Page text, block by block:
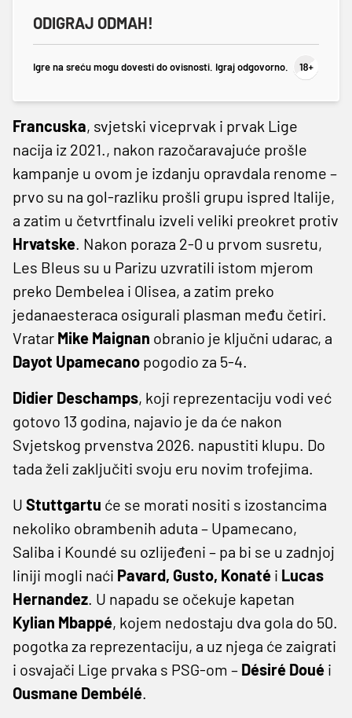
ODIGRAJ ODMAH!
Igre na sreću mogu dovesti do ovisnosti. Igraj odgovorno.
Francuska, svjetski viceprvak i prvak Lige
nacija iz 2021., nakon razočaravajuće prošle
kampanje u ovom je izdanju opravdala renome –
prvo su na gol-razliku prošli grupu ispred Italije,
a zatim u četvrtfinalu izveli veliki preokret protiv
Hrvatske. Nakon poraza 2-0 u prvom susretu,
Les Bleus su u Parizu uzvratili istom mjerom
preko Dembelea i Olisea, a zatim preko
jedanaesteraca osigurali plasman među četiri.
Vratar Mike Maignan obranio je ključni udarac, a
Dayot Upamecano pogodio za 5-4.
Didier Deschamps, koji reprezentaciju vodi već
gotovo 13 godina, najavio je da će nakon
Svjetskog prvenstva 2026. napustiti klupu. Do
tada želi zaključiti svoju eru novim trofejima.
U Stuttgartu će se morati nositi s izostancima
nekoliko obrambenih aduta – Upamecano,
Saliba i Koundé su ozlijeđeni – pa bi se u zadnjoj
liniji mogli naći Pavard, Gusto, Konaté i Lucas
Hernandez. U napadu se očekuje kapetan
Kylian Mbappé, kojem nedostaju dva gola do 50.
pogotka za reprezentaciju, a uz njega će zaigrati
i osvajači Lige prvaka s PSG-om – Désiré Doué i
Ousmane Dembélé.